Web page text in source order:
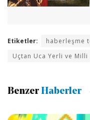
Etiketler: haberleşme
Uçtan Uca Yerli ve
Benzer Haberler